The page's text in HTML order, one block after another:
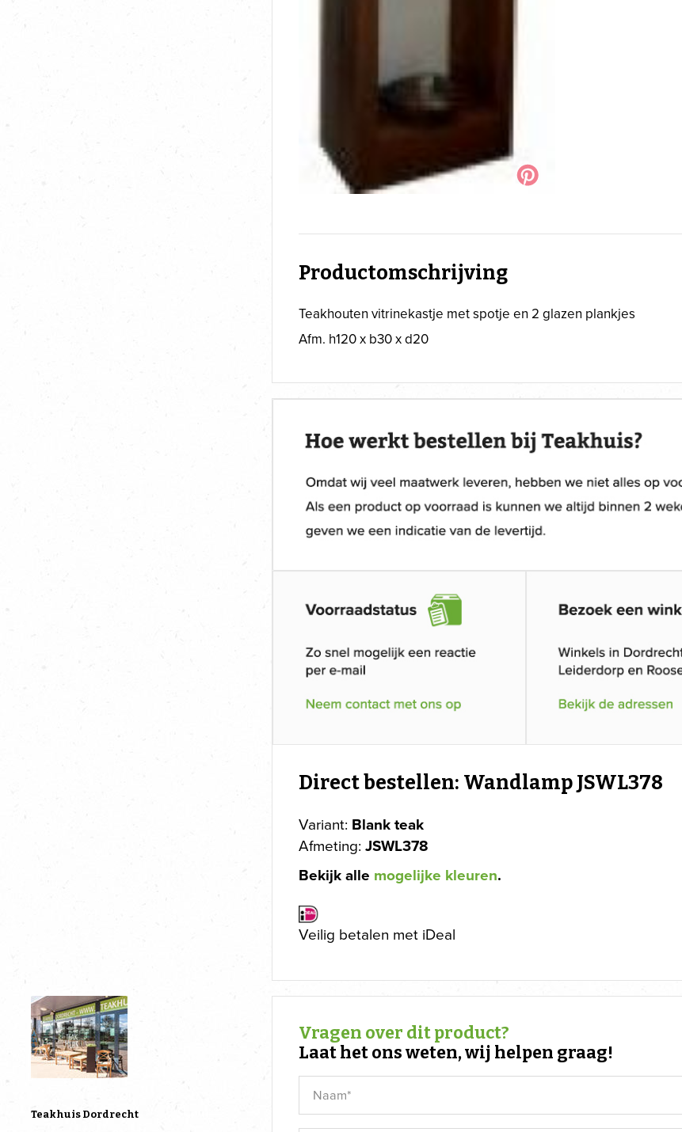
Productomschrijving
Teakhouten vitrinekastje met spotje en 2 glazen plankjes
Afm. h120 x b30 x d20
Direct bestellen: Wandlamp JSWL378
Variant: Blank teak
Afmeting:JSWL378
Bekijk alle mogelijke kleuren.
Veilig betalen met iDeal
Teakhuis Dordrecht
Vragen over dit product?
Laat het ons weten, wij helpen graag!